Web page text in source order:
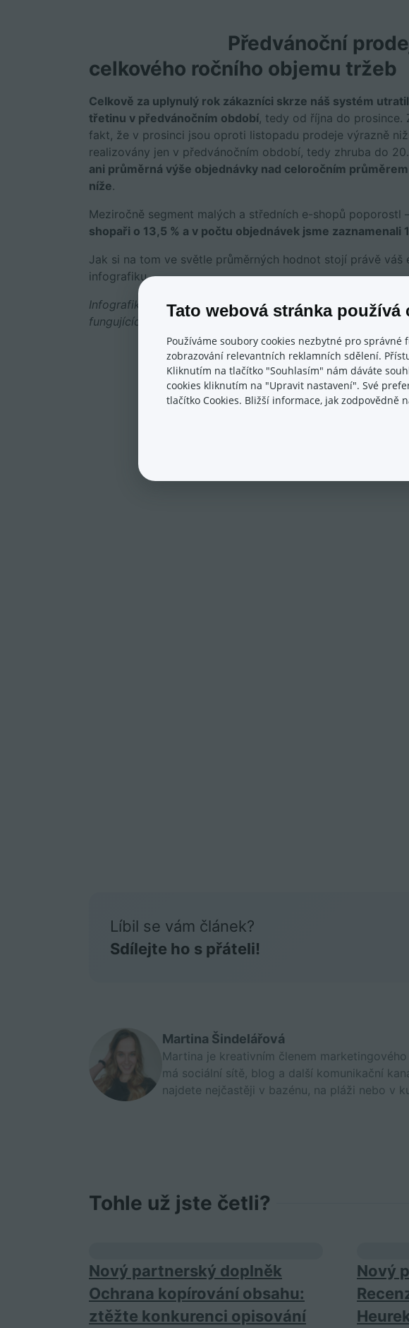
Předvánoční
celkového ročního objemu tržeb
Celkově za uplynulý rok zákazníci skrze náš systém
třetinu v předvánočním období, tedy od října do prosince.
fakt, že v prosinci jsou oproti listopadu prodeje výrazně
realizovány jen v předvánočním období, tedy zhruba do
ani průměrná výše objednávky nad celoročním
níže.
Meziročně segment malých a středních e-shopů poporostl
shopaři o 13,5 % a v počtu objednávek jsme zaznamenali
Jak si na tom ve světle průměrných hodnot stojí právě váš
infografiku.
Infografika zahrnuje údaje získané ze vzorku cca 6500
fungujících u
Líbil se vám článek?
Sdílejte ho s přáteli!
Martina Šindelářová
Martina je kreativním členem
má sociální sítě, blog a další komunikační
najdete nejčastěji v bazénu, na pláži nebo v
Tohle už jste četli?
Nový partnerský doplněk
Ochrana kopírování obsahu:
ztěžte konkurenci opisování
Nový
Tato webová stránka používá
Používáme soubory cookies nezbytné pro
zobrazování relevantních reklamních sdělení.
Kliknutím na tlačítko "Souhlasím" nám dáváte
cookies kliknutím na "Upravit nastavení". Své
tlačítko Cookies. Bližší informace, jak zodpovědně